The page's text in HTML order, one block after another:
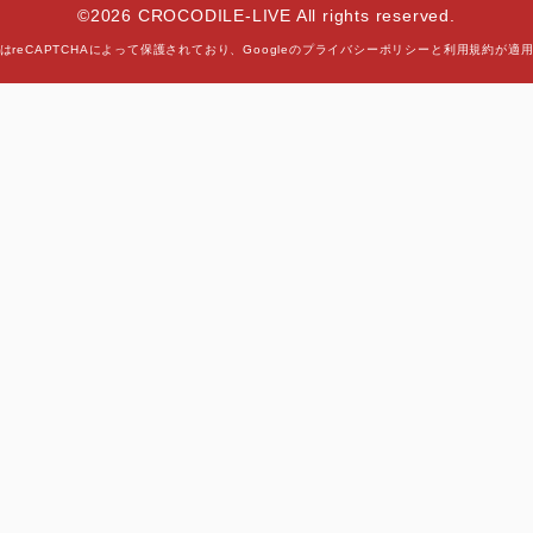
©2026 CROCODILE-LIVE All rights reserved.
reCAPTCHAによって保護されており、Googleのプライバシーポリシー と 利用規約が適